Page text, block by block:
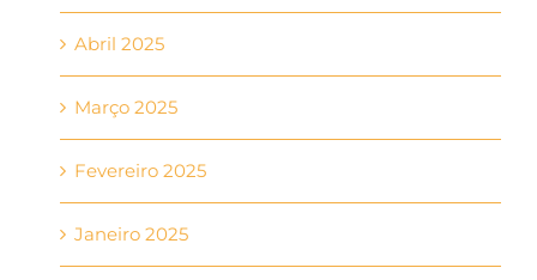
Abril 2025
Março 2025
Fevereiro 2025
Janeiro 2025